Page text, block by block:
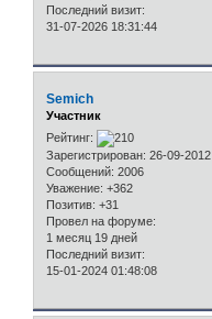
Последний визит:
31-07-2026 18:31:44
Semich
Участник
Рейтинг:
Зарегистрирован: 26-09-2012
Сообщений: 2006
Уважение: +362
Позитив: +31
Провел на форуме:
1 месяц 19 дней
Последний визит:
15-01-2024 01:48:08